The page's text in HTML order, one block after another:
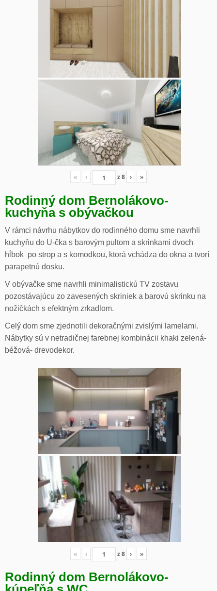
« ‹ z8 › »
Rodinný dom Bernolákovo-
kuchyňa s obývačkou
V rámci návrhu nábytkov do rodinného domu sme navrhli
kuchyňu do U-čka s barovým pultom a skrinkami dvoch
hĺbok po strop a s komodkou, ktorá vchádza do okna a tvorí
parapetnú dosku.
V obývačke sme navrhli minimalistickú TV zostavu
pozostávajúcu zo zavesených skriniek a barovú skrinku na
nožičkách s efektným zrkadlom.
Celý dom sme zjednotili dekoračnými zvislými lamelami.
Nábytky sú v netradičnej farebnej kombinácii khaki zelená-
béžová- drevodekor.
« ‹ z8 › »
Rodinný dom Bernolákovo-